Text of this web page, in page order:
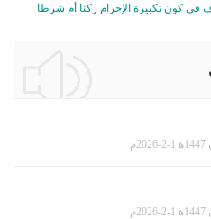
في كون تكبيرة الإحرام ركنا أم شرطا